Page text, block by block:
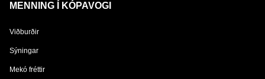
MENNING Í KÓPAVOGI
Viðburðir
Sýningar
Mekó fréttir